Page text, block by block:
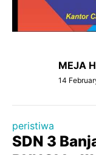
MEJA
14
peristiwa
SDN 3